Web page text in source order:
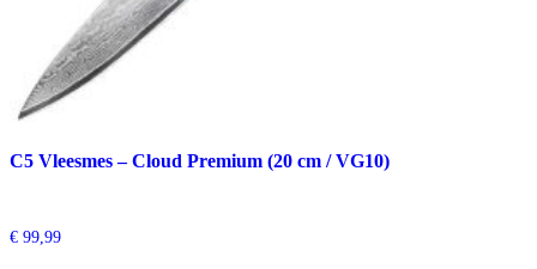
C5 Vleesmes – Cloud Premium (20 cm / VG10)
€ 99,99